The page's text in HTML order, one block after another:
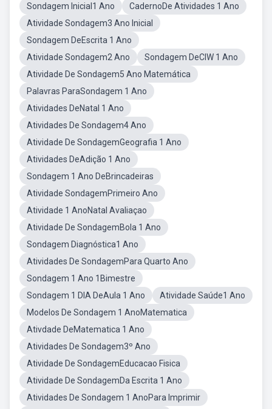
Sondagem Inicial1 Ano
CadernoDe Atividades 1 Ano
Atividade Sondagem3 Ano Inicial
Sondagem DeEscrita 1 Ano
Atividade Sondagem2 Ano
Sondagem DeCIW 1 Ano
Atividade De Sondagem5 Ano Matemática
Palavras ParaSondagem 1 Ano
Atividades DeNatal 1 Ano
Atividades De Sondagem4 Ano
Atividade De SondagemGeografia 1 Ano
Atividades DeAdição 1 Ano
Sondagem 1 Ano DeBrincadeiras
Atividade SondagemPrimeiro Ano
Atividade 1 AnoNatal Avaliaçao
Atividade De SondagemBola 1 Ano
Sondagem Diagnóstica1 Ano
Atividades De SondagemPara Quarto Ano
Sondagem 1 Ano 1Bimestre
Sondagem 1 DIA DeAula 1 Ano
Atividade Saúde1 Ano
Modelos De Sondagem 1 AnoMatematica
Ativdade DeMatematica 1 Ano
Atividades De Sondagem3º Ano
Atividade De SondagemEducacao Fisica
Atividade De SondagemDa Escrita 1 Ano
Atividades De Sondagem 1 AnoPara Imprimir